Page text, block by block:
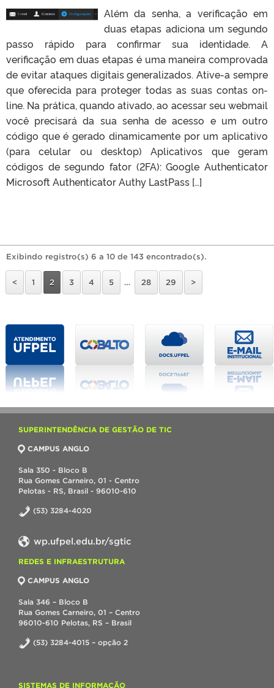
Além da senha, a verificação em
duas etapas adiciona um segundo
passo rápido para confirmar sua identidade. A
verificação em duas etapas é uma maneira comprovada
de evitar ataques digitais generalizados. Ative-a sempre
que oferecida para proteger todas as suas contas on-
line. Na prática, quando ativado, ao acessar seu webmail
você precisará da sua senha de acesso e um outro
código que é gerado dinamicamente por um aplicativo
(para celular ou desktop) Aplicativos que geram
códigos de segundo fator (2FA): Google Authenticator
Microsoft Authenticator Authy LastPass […]
Exibindo registro(s) 6 a 10 de 143 encontrado(s).
< 1 2 3 4 5 … 28 29 >
SUPERINTENDÊNCIA DE GESTÃO DE TIC
CAMPUS ANGLO
Sala 350 - Bloco B
Rua Gomes Carneiro, 01 - Centro
Pelotas - RS, Brasil - 96010-610
wp.ufpel.edu.br/sgtic
(53) 3284-4020
REDES E INFRAESTRUTURA
CAMPUS ANGLO
Sala 346 – Bloco B
Rua Gomes Carneiro, 01 – Centro
96010-610 Pelotas, RS – Brasil
(53) 3284-4015 – opção 2
SISTEMAS DE INFORMAÇÃO